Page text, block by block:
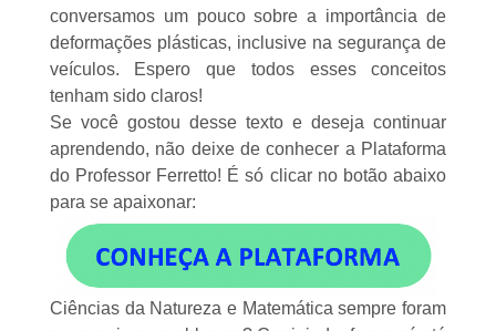
conversamos um pouco sobre a importância de
deformações plásticas, inclusive na segurança de
veículos. Espero que todos esses conceitos
tenham sido claros!
Se você gostou desse texto e deseja continuar
aprendendo, não deixe de conhecer a Plataforma
do Professor Ferretto! É só clicar no botão abaixo
para se apaixonar:
Ciências da Natureza e Matemática sempre foram